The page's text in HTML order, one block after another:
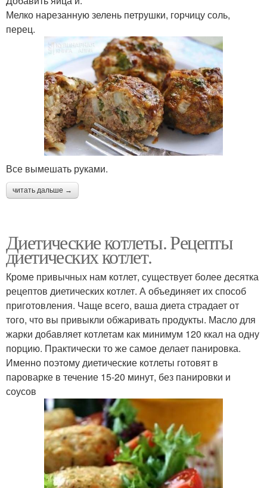
Мелко нарезанную зелень петрушки, горчицу соль,
перец.
Все вымешать руками.
читать дальше →
Диетические котлеты. Рецепты
диетических котлет.
Кроме привычных нам котлет, существует более десятка
рецептов диетических котлет. А объединяет их способ
приготовления. Чаще всего, ваша диета страдает от
того, что вы привыкли обжаривать продукты. Масло для
жарки добавляет котлетам как минимум 120 ккал на одну
порцию. Практически то же самое делает панировка.
Именно поэтому диетические котлеты готовят в
пароварке в течение 15-20 минут, без панировки и
соусов